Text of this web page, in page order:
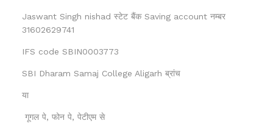
Jaswant Singh nishad स्टेट बैंक Saving account नम्बर
31602629741
IFS code SBIN0003773
SBI Dharam Samaj College Aligarh ब्रांच
या
गूगल पे, फोन पे, पेटीएम से